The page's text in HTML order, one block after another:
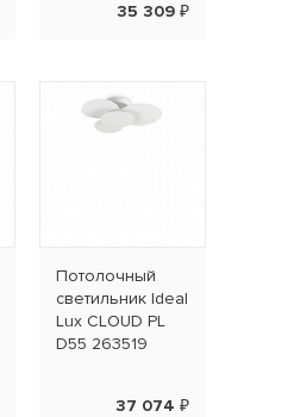
35 309 ₽
Потолочный
светильник Ideal
Lux CLOUD PL
D55 263519
37 074 ₽